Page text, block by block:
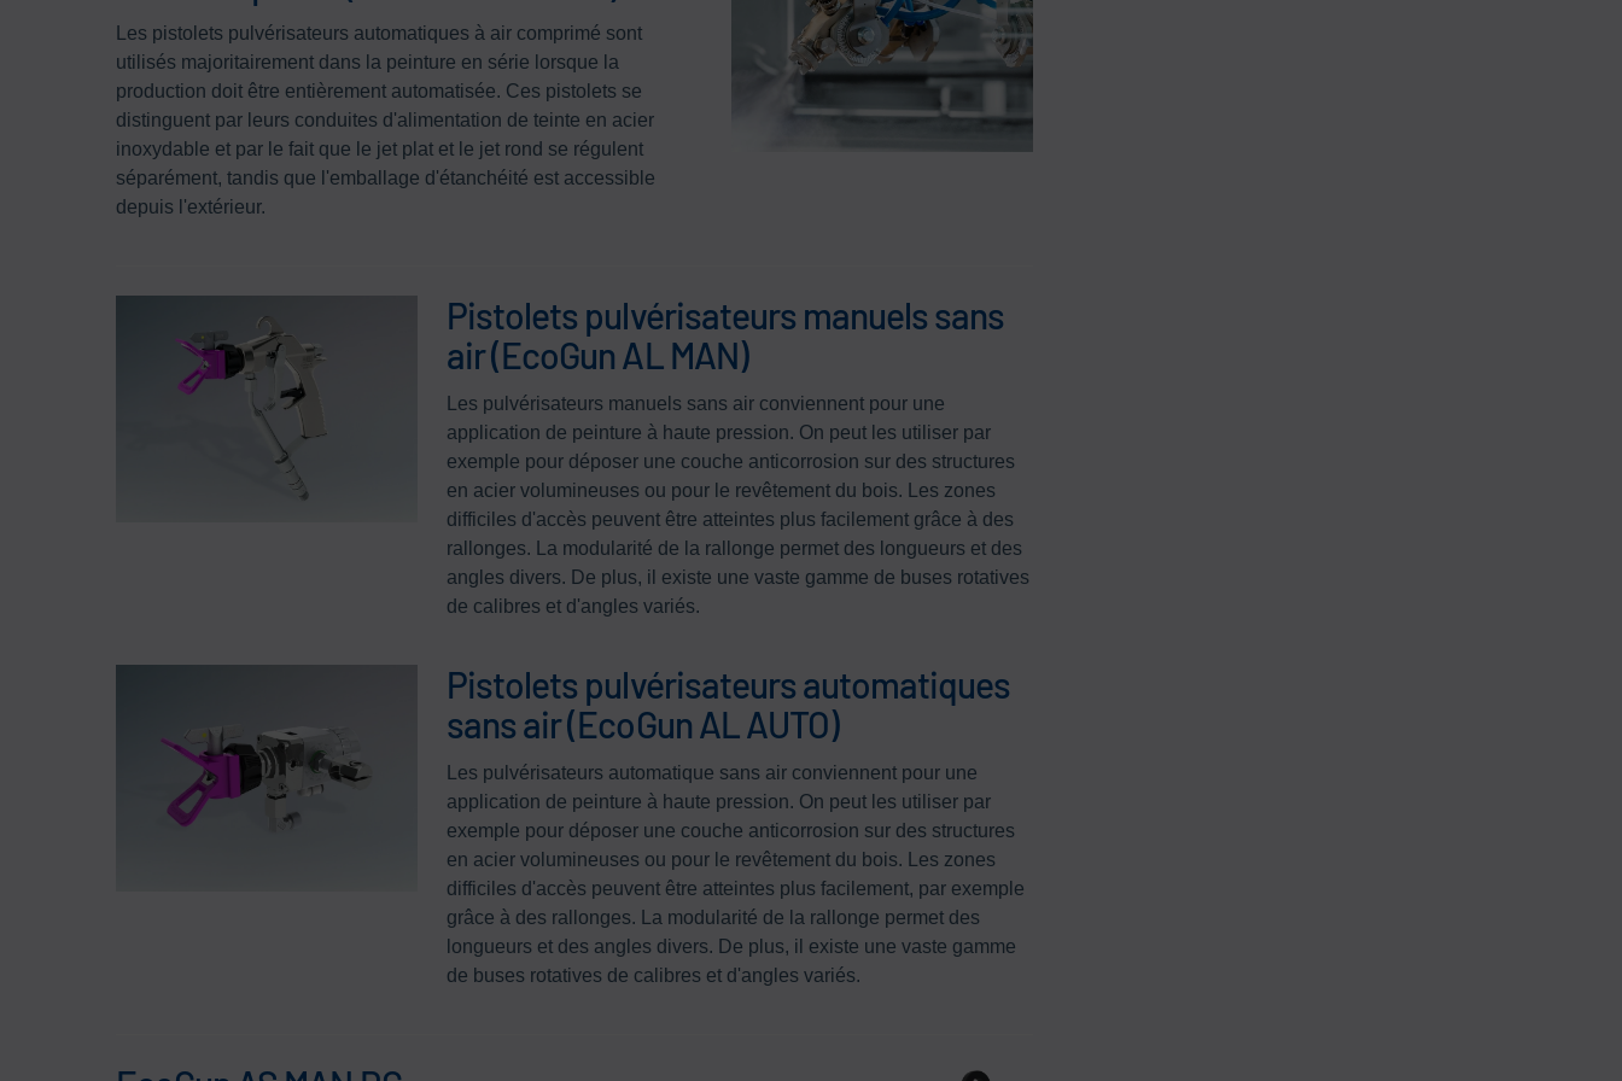
Les pistolets pulvérisateurs automatiques à air comprimé sont
utilisés majoritairement dans la peinture en série lorsque la
production doit être entièrement automatisée. Ces pistolets se
distinguent par leurs conduites d'alimentation de teinte en acier
inoxydable et par le fait que le jet plat et le jet rond se régulent
séparément, tandis que l'emballage d'étanchéité est accessible
depuis l'extérieur.
Pistolets pulvérisateurs manuels sans
air (EcoGun AL MAN)
Les pulvérisateurs manuels sans air conviennent pour une
application de peinture à haute pression. On peut les utiliser par
exemple pour déposer une couche anticorrosion sur des structures
en acier volumineuses ou pour le revêtement du bois. Les zones
difficiles d'accès peuvent être atteintes plus facilement grâce à des
rallonges. La modularité de la rallonge permet des longueurs et des
angles divers. De plus, il existe une vaste gamme de buses rotatives
de calibres et d'angles variés.
Pistolets pulvérisateurs automatiques
sans air (EcoGun AL AUTO)
Les pulvérisateurs automatique sans air conviennent pour une
application de peinture à haute pression. On peut les utiliser par
exemple pour déposer une couche anticorrosion sur des structures
en acier volumineuses ou pour le revêtement du bois. Les zones
difficiles d'accès peuvent être atteintes plus facilement, par exemple
grâce à des rallonges. La modularité de la rallonge permet des
longueurs et des angles divers. De plus, il existe une vaste gamme
de buses rotatives de calibres et d'angles variés.